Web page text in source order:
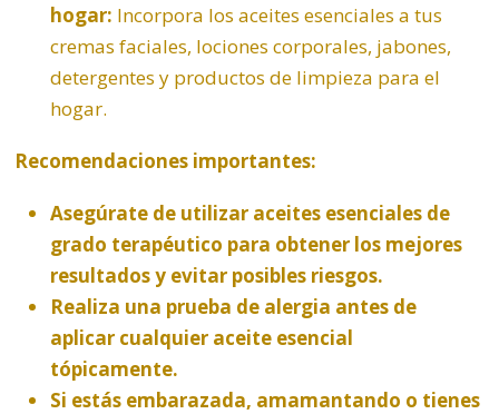
hogar: Incorpora los aceites esenciales a tus
cremas faciales, lociones corporales, jabones,
detergentes y productos de limpieza para el
hogar.
Recomendaciones importantes:
Asegúrate de utilizar aceites esenciales de
grado terapéutico para obtener los mejores
resultados y evitar posibles riesgos.
Realiza una prueba de alergia antes de
aplicar cualquier aceite esencial
tópicamente.
Si estás embarazada, amamantando o tienes